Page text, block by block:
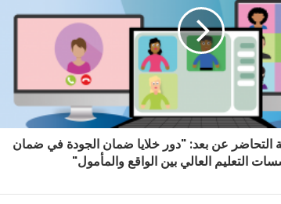
التحاضر عن بعد: "دور خلايا ضمان الجودة في ضمان
التعليم العالي بين الواقع والمأمول"